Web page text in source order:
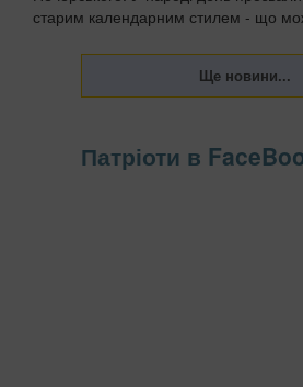
старим календарним стилем - що
Патріоти в